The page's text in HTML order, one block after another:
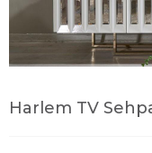
Harlem TV